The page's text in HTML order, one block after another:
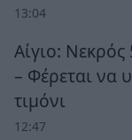
13:04
Αίγιο:
– Φέρεται να
τιμόνι
12:47